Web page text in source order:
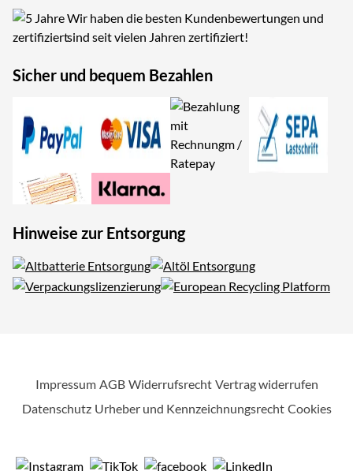
Wir haben die besten Kundenbewertungen und
sind seit vielen Jahren zertifiziert!
Sicher und bequem Bezahlen
Hinweise zur Entsorgung
Impressum AGB Widerrufsrecht Vertrag widerrufen
Datenschutz Urheber und Kennzeichnungsrecht Cookies